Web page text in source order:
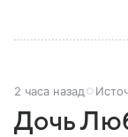
2 часа назад
Дочь